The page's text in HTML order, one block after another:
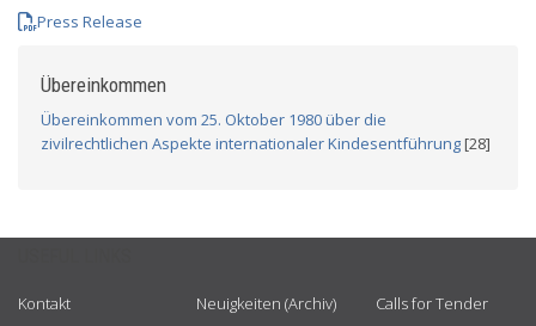
Press Release
Übereinkommen
Übereinkommen vom 25. Oktober 1980 über die
zivilrechtlichen Aspekte internationaler Kindesentführung[28]
Kontakt
Neuigkeiten (Archiv)
Calls for Tender